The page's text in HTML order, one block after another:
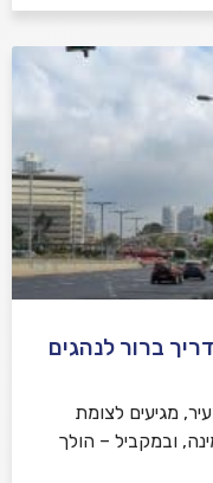
ברור לנהגים
מגיעים לצומת
ובמקביל – הולך